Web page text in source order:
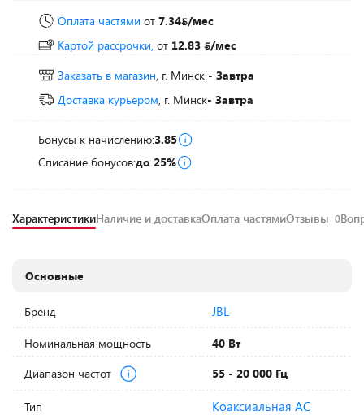
Оплата частями от 7.34 /мес
Картой рассрочки, от 12.83
/мес
Заказать в магазин, г. Минск - Завтра
Доставка курьером, г. Минск- Завтра
Бонусы к начислению:3.85
Списание бонусов:до 25%
ХарактеристикиНаличие и доставкаОплата частямиОтзывы 0
Основные
Бренд JBL
Номинальная мощность
40 Вт
Диапазон частот
55 - 20 000 Гц
Тип Коаксиальная АС